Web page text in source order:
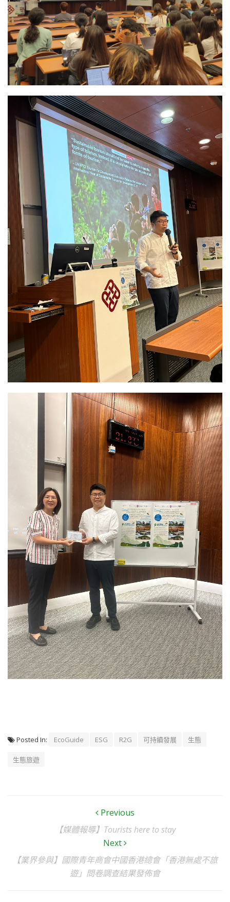
Posted In: EcoGuide ESG R2G 可持續發展 生態
生態旅遊
Previous
【媒體報導】Tourists here to stay
Next
【業界參與】國際青年商會中國香港總會「香港無處不旅
遊」問卷調查結果發佈會